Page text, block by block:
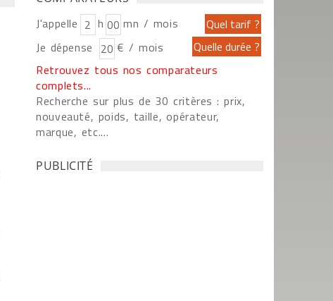
J'appelle h
mn / mois
Je dépense
€ / mois
Retrouvez tous nos comparateurs
complets...
Recherche sur plus de 30 critères : prix,
nouveauté, poids, taille, opérateur,
marque, etc....
PUBLICITÉ